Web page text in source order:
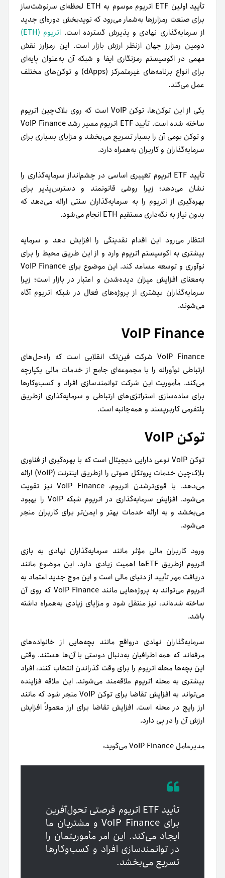
تأیید اولین ETF اتریوم موسوم به ETH لحظه‌ای سرنوشت‌ساز
برای صنعت رمزارزها به‌شمار می‌رود که نویدبخش دوره‌ای جدید
از سرمایه‌گذاری نهادی و پذیرش گسترده است. اتریوم (ETH)
دومین رمزارز جهان ازنظر ارزش بازار است. این رمزارز نقش
مهمی در اکوسیستم رمزنگاری ایفا و شبکه آن به‌عنوان پایه‌ای
برای انواع برنامه‌های غیرمتمرکز (dApps) و توکن‌های مختلف
عمل می‌کند.
یکی از این توکن‌ها، توکن VoIP است که روی بلاک‌چین اتریوم
ساخته شده است. تأیید ETF اتریوم مسیر رشد VoIP Finance
و توکن بومی آن را بسیار تسریع می‌بخشد و مزایای بسیاری برای
سرمایه‌گذاران و کاربران به‌همراه دارد.
تأیید ETF اتریوم تغییری اساسی در چشم‌انداز سرمایه‌گذاری را
نشان می‌دهد؛ زیرا روشی قانونمند و دسترس‌پذیر برای
بهره‌گیری از اتریوم را به سرمایه‌گذاران سنتی ارائه می‌دهد که
بدون نیاز به نگه‌داری مستقیم ETH انجام می‌شود.
انتظار می‌رود این اقدام نقدینگی را افزایش دهد و سرمایه
بیشتری به اکوسیستم اتریوم وارد و از این طریق محیط را برای
نوآوری و توسعه مساعد کند. این موضوع برای VoIP Finance
به‌معنای افزایش میزان دیده‌شدن و اعتبار در بازار است؛ زیرا
سرمایه‌گذاران بیشتری از پروژه‌های فعال در شبکه اتریوم آگاه
می‌شوند.
VoIP Finance
VoIP Finance شرکت فین‌تک انقلابی است که راه‌حل‌های
ارتباطی نوآورانه را با مجموعه‌ای جامع از خدمات مالی یکپارچه
می‌کند. مأموریت این شرکت توانمندسازی افراد و کسب‌وکارها
برای ساده‌سازی استراتژی‌های ارتباطی و سرمایه‌گذاری ازطریق
پلتفرمی کاربرپسند و همه‌جانبه است.
توکن VoIP
توکن VoIP نوعی دارایی دیجیتال است که با بهره‌گیری از فناوری
بلاک‌چین خدمات پروتکل صوتی را ازطریق اینترنت (VoIP) ارائه
می‌دهد. با قوی‌ترشدن اتریوم، VoIP Finance نیز تقویت
می‌شود. افزایش سرمایه‌گذاری در اتریوم شبکه VoIP را بهبود
می‌بخشد و به ارائه خدمات بهتر و ایمن‌تر برای کاربران منجر
می‌شود.
ورود کاربران مالی مؤثر مانند سرمایه‌گذاران نهادی به بازی
اتریوم ازطریق ETFها اهمیت زیادی دارد. این موضوع مانند
دریافت مهر تأیید از دنیای مالی است و این موج جدید اعتماد به
اتریوم می‌تواند به پروژه‌هایی مانند VoIP Finance که روی آن
ساخته شده‌اند، نیز منتقل شود و مزایای زیادی به‌همراه داشته
باشد.
سرمایه‌گذاران نهادی درواقع مانند بچه‌هایی از خانواده‌های
مرفه‌اند که همه اطرافیان به‌دنبال دوستی با آن‌ها هستند. وقتی
این بچه‌ها محله اتریوم را برای وقت گذراندن انتخاب کنند، افراد
بیشتری به محله اتریوم علاقه‌مند می‌شوند. این علاقه فزاینده
می‌تواند به افزایش تقاضا برای توکن VoIP منجر شود که مانند
ارز رایج در محله است. افزایش تقاضا برای ارز معمولاً افزایش
ارزش آن را در پی دارد.
مدیرعامل VoIP Finance می‌گوید:
تأیید ETF اتریوم فرصتی تحول‌آفرین
برای VoIP Finance و مشتریان ما
ایجاد می‌کند. این امر مأموریتمان را
در توانمندسازی افراد و کسب‌وکارها
تسریع می‌بخشد.